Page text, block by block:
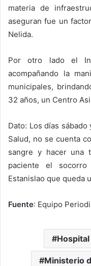
materia de
aseguran fue un
Nelida.
Por otro lado el
acompañando la
municipales,
32 años, un Centro
Dato: Los días
Salud, no se cuenta
sangre y hacer una
paciente el
Estanislao que queda
Fuente: Equipo
Hospital
Ministerio